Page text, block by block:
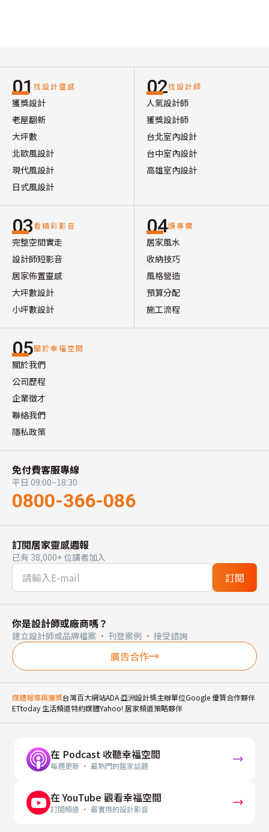
01 找設計靈感
獲獎設計
老屋翻新
大坪數
北歐風設計
現代風設計
日式風設計
02找設計師
人氣設計師
獲獎設計師
台北室內設計
台中室內設計
高雄室內設計
03看精彩影音
完整空間實走
設計師短影音
居家佈置靈感
大坪數設計
小坪數設計
04讀專欄
居家風水
收納技巧
風格營造
預算分配
施工流程
05關於幸福空間
關於我們
公司歷程
企業徵才
聯絡我們
隱私政策
免付費客服專線
平日 09:00~18:30
0800-366-086
訂閱居家靈感週報
已有 38,000+ 位讀者加入
訂閱
你是設計師或廠商嗎？
建立設計師或品牌檔案 · 刊登案例 · 接受諮詢
廣告合作
媒體報導與獲獎台灣百大網站ADA 亞洲設計獎主辦單位Google 優質合作夥伴
ETtoday 生活頻道特約媒體Yahoo! 居家頻道策略夥伴
在 Podcast 收聽幸福空間
每週更新 · 最熱門的居家話題
在 YouTube 觀看幸福空間
訂閱頻道 · 最實用的設計影音